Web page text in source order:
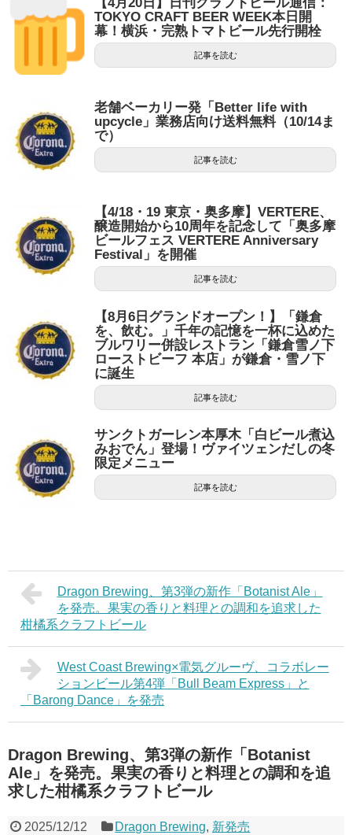
TOKYO CRAFT BEER WEEK本日開
幕！横浜・完熟トマトビール先行開栓
記事を読む
老舗ベーカリー発「Better life with
upcycle」業務店向け送料無料（10/14ま
で）
記事を読む
【4/18・19 東京・奥多摩】VERTERE、
醸造開始から10周年を記念して「奥多摩
ビールフェス VERTERE Anniversary
Festival」を開催
記事を読む
【8月6日グランドオープン！】「鎌倉
を、飲む。」千年の記憶を一杯に込めた
ブルワリー併設レストラン「鎌倉雪ノ下
ローストビーフ 本店」が鎌倉・雪ノ下
に誕生
記事を読む
サンクトガーレン本厚木「白ビール煮込
みおでん」登場！ヴァイツェンだしの冬
限定メニュー
記事を読む
Dragon Brewing、第3弾の新作「Botanist Ale」
を発売。果実の香りと料理との調和を追求した
柑橘系クラフトビール
West Coast Brewing×電気グルーヴ、コラボレー
ションビール第4弾「Bull Beam Express」と
「Barong Dance」を発売
Dragon Brewing、第3弾の新作「Botanist
Ale」を発売。果実の香りと料理との調和を追
求した柑橘系クラフトビール
2025/12/12 Dragon Brewing, 新発売